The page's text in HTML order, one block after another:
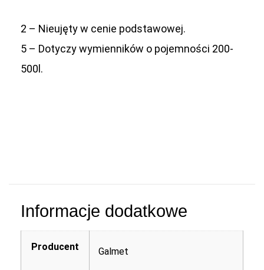
2 – Nieujęty w cenie podstawowej.
5 – Dotyczy wymienników o pojemności 200-
500l.
Informacje dodatkowe
Producent Galmet